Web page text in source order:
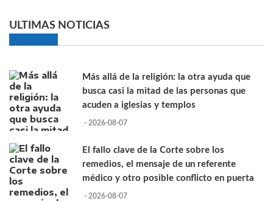
ULTIMAS NOTICIAS
Más allá de la religión: la otra ayuda que
busca casi la mitad de las personas que
acuden a iglesias y templos
- 2026-08-07
El fallo clave de la Corte sobre los
remedios, el mensaje de un referente
médico y otro posible conflicto en puerta
- 2026-08-07